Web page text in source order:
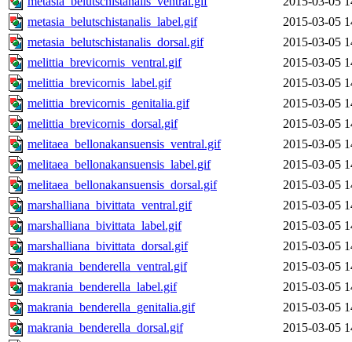
metasia_belutschistanalis_label.gif
2015-03-05
metasia_belutschistanalis_dorsal.gif
2015-03-05
melittia_brevicornis_ventral.gif
2015-03-05
melittia_brevicornis_label.gif
2015-03-05
melittia_brevicornis_genitalia.gif
2015-03-05
melittia_brevicornis_dorsal.gif
2015-03-05
melitaea_bellonakansuensis_ventral.gif
2015-03-05
melitaea_bellonakansuensis_label.gif
2015-03-05
melitaea_bellonakansuensis_dorsal.gif
2015-03-05
marshalliana_bivittata_ventral.gif
2015-03-05
marshalliana_bivittata_label.gif
2015-03-05
marshalliana_bivittata_dorsal.gif
2015-03-05
makrania_benderella_ventral.gif
2015-03-05
makrania_benderella_label.gif
2015-03-05
makrania_benderella_genitalia.gif
2015-03-05
makrania_benderella_dorsal.gif
2015-03-05